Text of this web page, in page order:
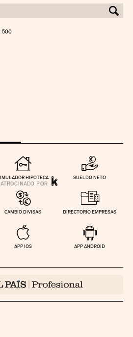
500
HIPOTECA SUELDO NETO
CAMBIO DIVISAS DIRECTORIO EMPRESAS
APP IOS APP ANDROID